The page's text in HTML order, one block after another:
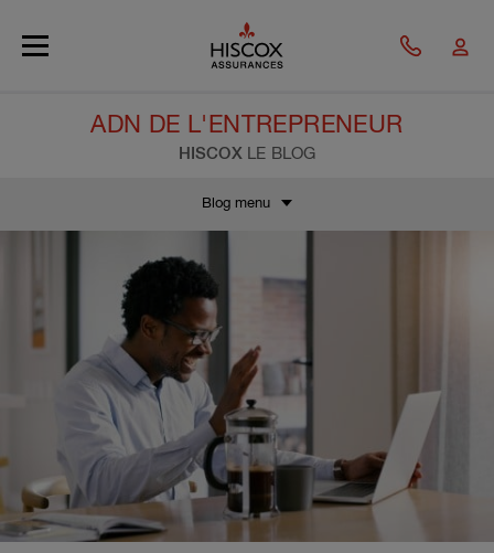
ADN DE L'ENTREPRENEUR
HISCOX LE BLOG
Blog menu